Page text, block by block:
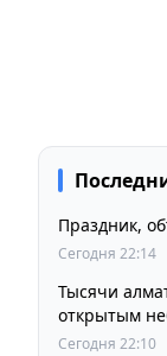
Праздник,
Сегодня 22:14
Тысячи
открытым
Сегодня 22:10